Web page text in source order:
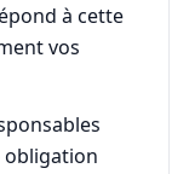
à cette
vos
obligation